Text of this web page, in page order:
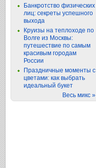
Банкротство физических
лиц: секреты успешного
выхода
Круизы на теплоходе по
Волге из Москвы:
путешествие по самым
красивым городам
России
Праздничные моменты с
цветами: как выбрать
идеальный букет
Весь микс »